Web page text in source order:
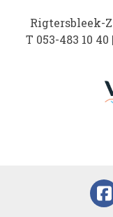
Rigtersbleek-
T 053-483 10 40 |